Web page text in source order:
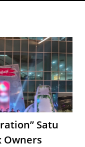
Satu
Owners